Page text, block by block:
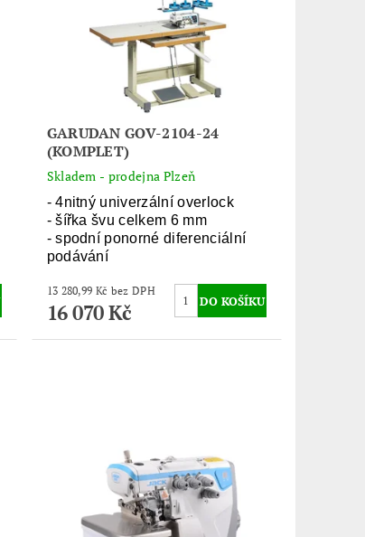
GARUDAN GOV-2104-24
(KOMPLET)
Skladem - prodejna Plzeň
- 4nitný univerzální overlock
- šířka švu celkem 6 mm
- spodní ponorné diferenciální
podávání
13 280,99 Kč bez DPH
16 070 Kč